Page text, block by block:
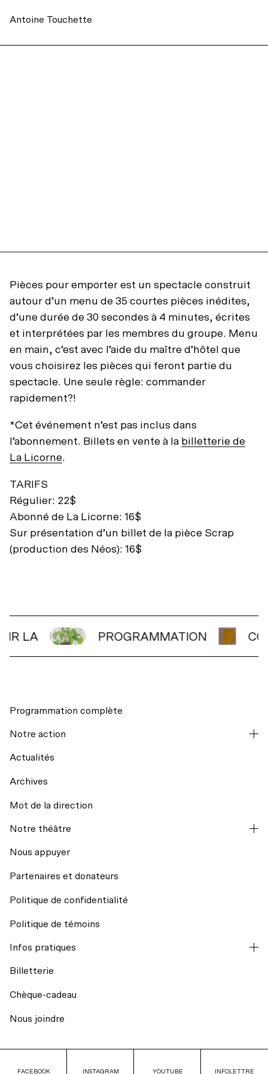
Antoine Touchette
Pièces pour emporter est un spectacle construit
autour d’un menu de 35 courtes pièces inédites,
d’une durée de 30 secondes à 4 minutes, écrites
et interprétées par les membres du groupe. Menu
en main, c’est avec l’aide du maître d’hôtel que
vous choisirez les pièces qui feront partie du
spectacle. Une seule règle: commander
rapidement?!
*Cet événement n’est pas inclus dans
l’abonnement. Billets en vente à la billetterie de
La Licorne.
TARIFS
Régulier: 22$
Abonné de La Licorne: 16$
Sur présentation d’un billet de la pièce Scrap
(production des Néos): 16$
LA PROGRAMMATION
Programmation complète
Notre action
La codiffusion
Résidences d’écriture
Billets du coeur Desjardins
Actualités
Archives
Mot de la direction
Notre théâtre
Mission et historique
Conseil d’administration
Nous appuyer
Partenaires et donateurs
Politique de confidentialité
Politique de témoins
Infos pratiques
Transport collectif
Billetterie
Chèque-cadeau
Nous joindre
FACEBOOK
FACEBOOK INSTAGRAM
INSTAGRAM YOUTUBE
YOUTUBE INFOLETTRE
INFOLETTRE